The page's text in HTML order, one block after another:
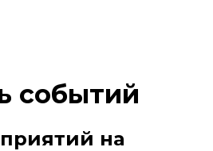
событий
на